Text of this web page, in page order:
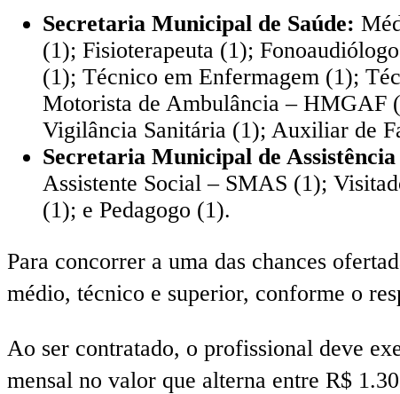
Secretaria Municipal de Saúde:
(1); Fisioterapeuta (1);
(1); Técnico em Enfermagem (1);
Motorista de Ambulância – HMGAF
Vigilância Sanitária (1); Auxiliar de
Secretaria Municipal de Assistência
Assistente Social – SMAS (1);
(1); e Pedagogo (1).
Para concorrer a uma das chances
médio, técnico e superior, conforme o
Ao ser contratado, o profissional deve
mensal no valor que alterna entre R$